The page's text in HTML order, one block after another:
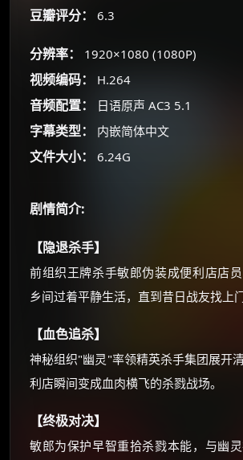
豆瓣评分： 6.3
分辨率： 1920×1080 (1080P)
视频编码： H.264
音频配置： 日语原声 AC3 5.1
字幕类型： 内嵌简体中文
文件大小： 6.24G
剧情简介:
【隐退杀手】
前组织王牌杀手敏郎伪装成便利店店
乡间过着平静生活，直到昔日战友找上门
【血色追杀】
神秘组织"幽灵"率领精英杀手集团展开
利店瞬间变成血肉横飞的杀戮战场。
【终极对决】
敏郎为保护早智重拾杀戮本能，与幽
如夸克12个月送14天 最低75元
价格有浮动，请直接搜索查最低
还有支付宝现金红包、外卖红
优惠券、活动红包，每日可领